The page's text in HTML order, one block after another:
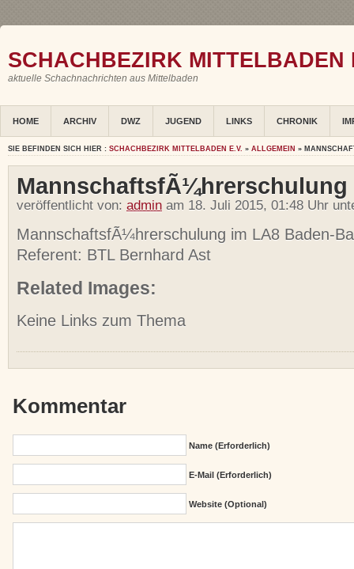
SCHACHBEZIRK MITTELBADEN
aktuelle Schachnachrichten aus Mittelbaden
HOME ARCHIV DWZ JUGEND LINKS CHRONIK
SIE BEFINDEN SICH HIER : SCHACHBEZIRK MITTELBADEN E.V. » ALLGEMEIN »
MannschaftsfÃ¼hrerschulung
veröffentlicht von: admin am 18. Juli 2015, 01:48 Uhr
MannschaftsfÃ¼hrerschulung im LA8 Baden-
Referent: BTL Bernhard Ast
Related Images:
Keine Links zum Thema
Kommentar
Name (erforderlich)
E-Mail (erforderlich)
Website (Optional)